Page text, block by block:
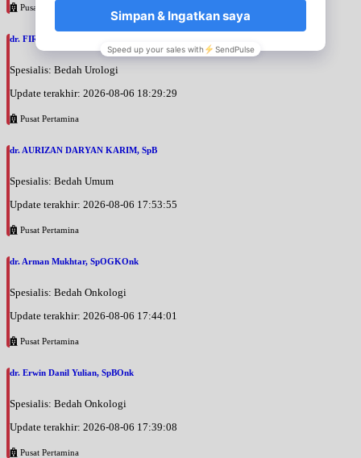
Pusat Pertamina
dr. FIRTANTYO ADI SYAHPUTRA, SpU
Spesialis: Bedah Urologi
Update terakhir: 2026-08-06 18:29:29
Pusat Pertamina
dr. AURIZAN DARYAN KARIM, SpB
Spesialis: Bedah Umum
Update terakhir: 2026-08-06 17:53:55
Pusat Pertamina
dr. Arman Mukhtar, SpOGKOnk
Spesialis: Bedah Onkologi
Update terakhir: 2026-08-06 17:44:01
Pusat Pertamina
dr. Erwin Danil Yulian, SpBOnk
Spesialis: Bedah Onkologi
Update terakhir: 2026-08-06 17:39:08
Pusat Pertamina